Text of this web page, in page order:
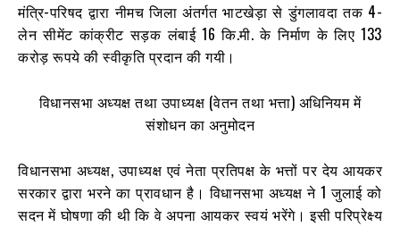
मंत्रि-परिषद द्वारा नीमच जिला अंतर्गत भाटखेड़ा से डुंगलावदा तक 4-
लेन सीमेंट कांक्रीट सड़क लंबाई 16 कि.मी. के निर्माण के लिए 133
करोड़ रूपये की स्वीकृति प्रदान की गयी।
विधानसभा अध्यक्ष तथा उपाध्यक्ष (वेतन तथा भत्ता) अधिनियम में
संशोधन का अनुमोदन
विधानसभा अध्यक्ष, उपाध्यक्ष एवं नेता प्रतिपक्ष के भत्तों पर देय आयकर
सरकार द्वारा भरने का प्रावधान है। विधानसभा अध्यक्ष ने 1 जुलाई को
सदन में घोषणा की थी कि वे अपना आयकर स्वयं भरेंगे। इसी परिप्रेक्ष्य